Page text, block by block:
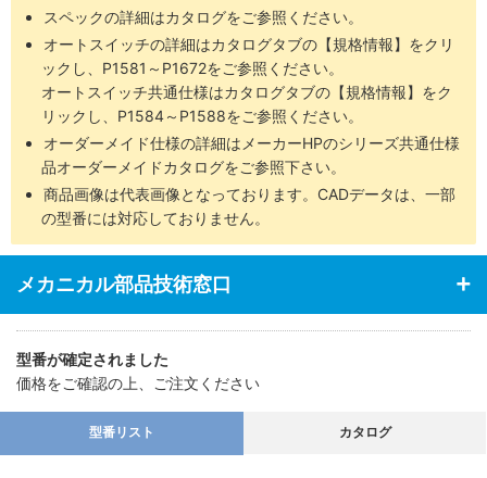
スペックの詳細はカタログをご参照ください。
オートスイッチの詳細はカタログタブの【規格情報】をクリ
ックし、P1581～P1672をご参照ください。
オートスイッチ共通仕様はカタログタブの【規格情報】をク
リックし、P1584～P1588をご参照ください。
オーダーメイド仕様の詳細はメーカーHPのシリーズ共通仕様
品オーダーメイドカタログをご参照下さい。
商品画像は代表画像となっております。CADデータは、一部
の型番には対応しておりません。
メカニカル部品技術窓口
型番が確定されました
価格をご確認の上、ご注文ください
型番リスト カタログ